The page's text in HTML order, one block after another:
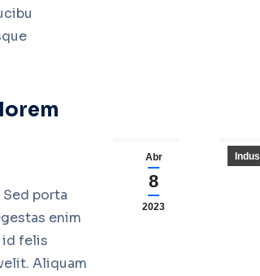
Abr
8
2023
porta
enim
id felis
Aliquam